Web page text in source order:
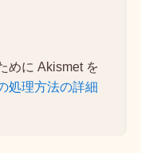
めに Akismet を
処理方法の詳細